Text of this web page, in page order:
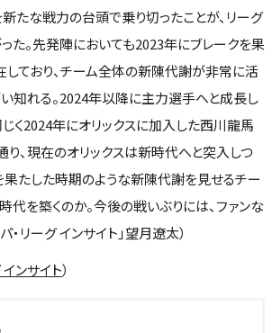
たな戦力の台頭で乗り切ったことが、リーグ
た。先発陣においても2023年にブレークを果
ており、チーム全体の新陳代謝が非常に活
知れる。2024年以降に主力選手へと成長し
く2024年にオリックスに加入した西川龍馬
、現在のオリックスは新時代へと突入しつ
果たした時期のような新陳代謝を見せるチー
代を築くのか。今後の戦いぶりには、ファンな
・リーグ インサイト」望月遼太）
インサイト）